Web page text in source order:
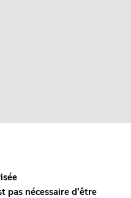
pas nécessaire d’être